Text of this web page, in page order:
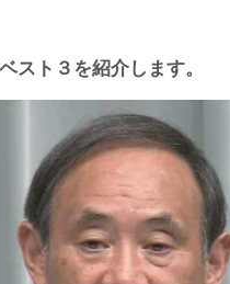
ト３を紹介します。